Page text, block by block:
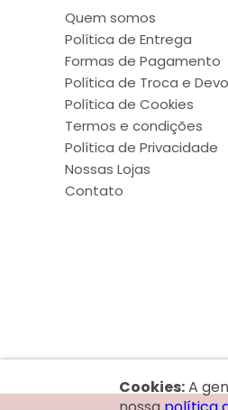
Quem somos
Política de Entrega
Formas de Pagamento
Política de Troca e
Política de Cookies
Termos e condições
Política de Privacidade
Nossas Lojas
Contato
Cookies:A